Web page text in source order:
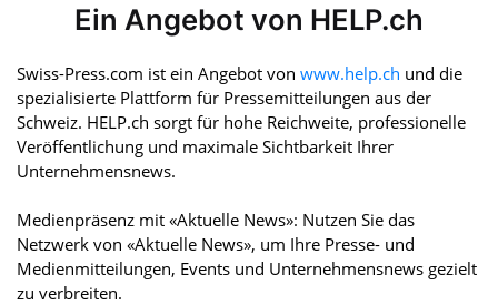
Ein Angebot von HELP.ch
Swiss-Press.com ist ein Angebot von www.help.ch und die
spezialisierte Plattform für Pressemitteilungen aus der
Schweiz. HELP.ch sorgt für hohe Reichweite, professionelle
Veröffentlichung und maximale Sichtbarkeit Ihrer
Unternehmensnews.
Medienpräsenz mit «Aktuelle News»: Nutzen Sie das
Netzwerk von «Aktuelle News», um Ihre Presse- und
Medienmitteilungen, Events und Unternehmensnews gezielt
zu verbreiten.